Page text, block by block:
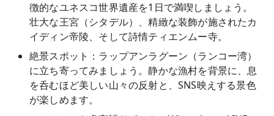
徴的なユネスコ世界遺産を1日で満喫しましょう。
壮大な王宮（シタデル）、精緻な装飾が施されたカ
イディン帝陵、そして詩情ティエンムー寺。
絶景スポット：ラップアンラグーン（ランコー湾）
に立ち寄ってみましょう。静かな漁村を背景に、息
を呑むほど美しい山々の反射と、SNS映えする景色
が楽しめます。